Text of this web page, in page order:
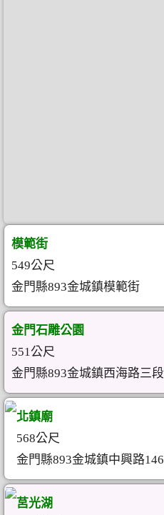
模範街
549公尺
金門縣893金城鎮模範街
金門石雕公園
551公尺
金門縣893金城鎮西海路三
北鎮廟
568公尺
金門縣893金城鎮中興路
莒光湖